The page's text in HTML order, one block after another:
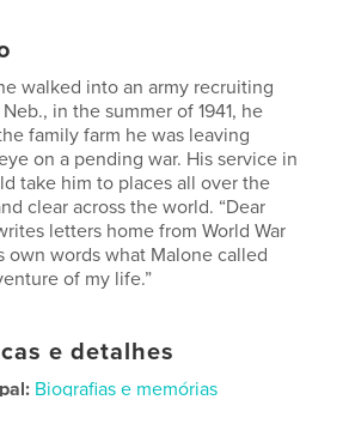
walked into an army recruiting
in the summer of 1941, he
family farm he was leaving
on a pending war. His service in
take him to places all over the
clear across the world. “Dear
letters home from World War
own words what Malone called
of my life.”
e detalhes
Biografias e memórias